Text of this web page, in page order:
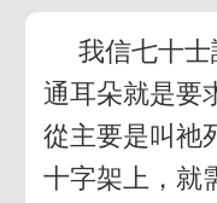
我信七十
通耳朵就是要
從主要是叫祂
十字架上，就